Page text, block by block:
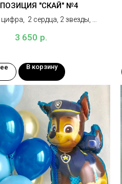
"СКАЙ" №4
2 сердца, 2 звезды, 6
грузика
3 650 р.
В корзину